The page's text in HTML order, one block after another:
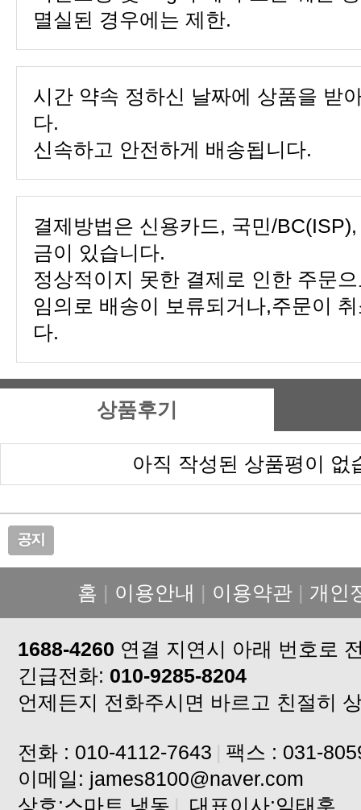
멸실된 경우에는 제한.
다.
신속하고 안전하게 배송됩니다.
금이 있습니다.
다.
상품후기
아직 작성된 상품평이 없
홈 | 이용안내 | 이용약관 | 개인
1688-4260 연결 지연시 아래 번호로
긴급전화: 010-9285-8204
언제든지 전화주시면 바르고 친절히
전화 : 010-4112-7643 | 팩스 : 031-
이메일: james8100@naver.com
상호:스마트 냉동 | 대표이사:임태훈